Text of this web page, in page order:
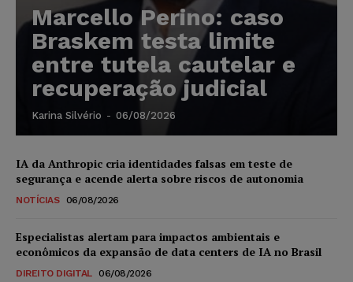
Marcello Perino: caso
Braskem testa limite
entre tutela cautelar e
recuperação judicial
Karina Silvério - 06/08/2026
IA da Anthropic cria identidades falsas em teste de
segurança e acende alerta sobre riscos de autonomia
NOTÍCIAS 06/08/2026
Especialistas alertam para impactos ambientais e
econômicos da expansão de data centers de IA no Brasil
DIREITO DIGITAL 06/08/2026